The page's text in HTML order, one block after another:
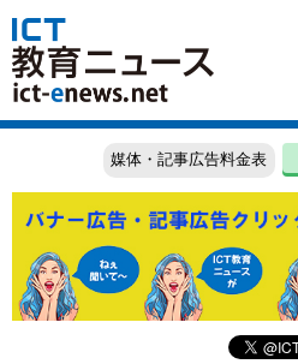
媒体・記事広告料金表